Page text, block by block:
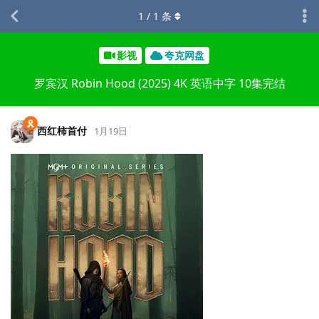
影视 夸克网盘
罗宾汉 Robin Hood (2025) 4K 英语中字 10集完结
1 / 1 条
西红柿首付 1月19日